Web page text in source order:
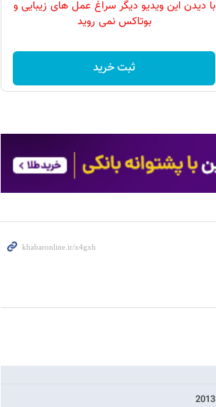
با دیدن این ویدیو دیگر سراغ عمل های زیبایی و
بوتاکس نمی روید
ثبت خرید